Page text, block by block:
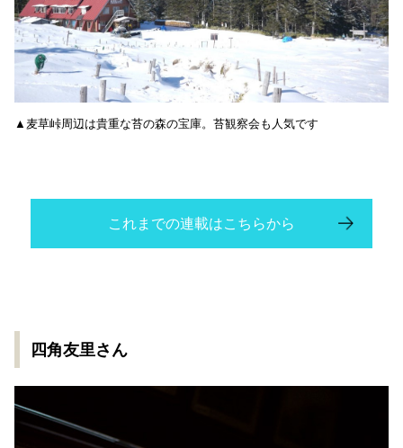
▲麦草峠周辺は貴重な苔の森の宝庫。苔観察会も人気です
これまでの連載はこちらから
四角友里さん